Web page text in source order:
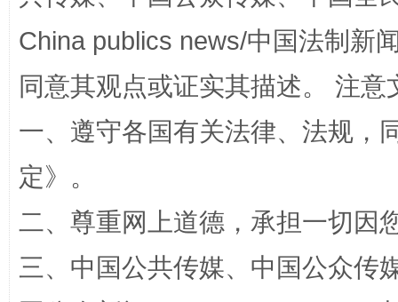
全民健身五年计划来了！等你上场
China publics news/中国法制新
同意其观点或证实其描述。 注
一、遵守各国有关法律、法规，
定》。
二、尊重网上道德，承担一切因
三、中国公共传媒、中国公众传